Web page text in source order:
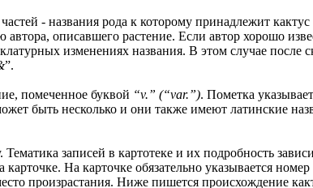
- названия рода к которому принадлежит
описавшего растение. Если автор хорошо
изменениях названия. В этом случае
”.
помеченное буквой “v.” (“var.”). Пометка
быть несколько и они также имеют латинские
записей в картотеке и их подробность
На карточке обязательно указывается
произрастания. Ниже пишется происхождение